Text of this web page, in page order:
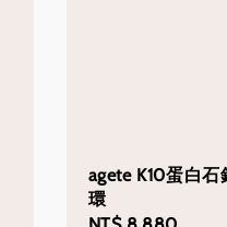
agete K10蛋白石
環